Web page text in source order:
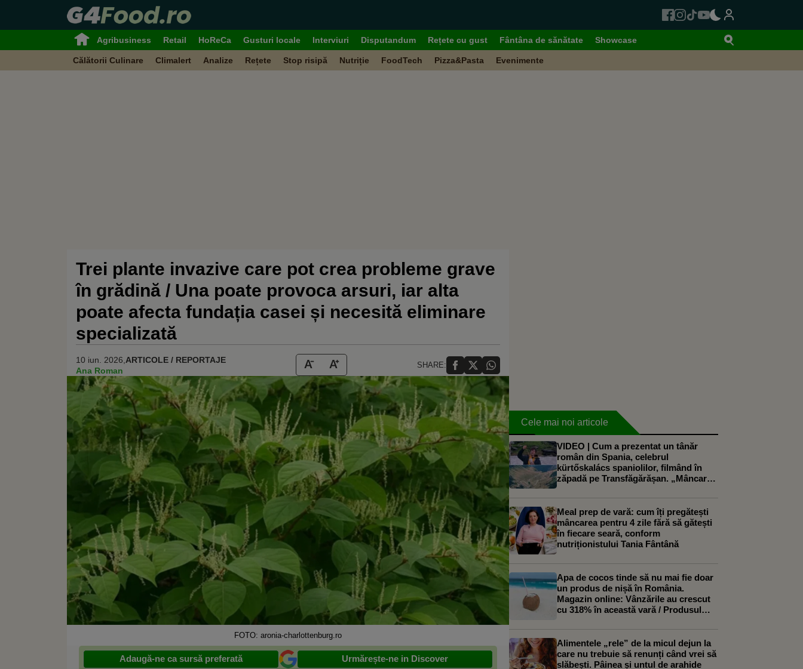
Agribusiness Retail HoReCa Gusturi locale Interviuri Disputandum Rețete cu gust Fântâna de sănătate Showcase
Călătorii Culinare Climalert Analize Rețete Stop risipă Nutriție FoodTech Pizza&Pasta Evenimente
Trei plante invazive care pot crea probleme grave
în grădină / Una poate provoca arsuri, iar alta
poate afecta fundația casei și necesită eliminare
specializată
10 iun. 2026, ARTICOLE / REPORTAJE
Ana Roman
SHARE:
FOTO: aronia-charlottenburg.ro
Adaugă-ne ca sursă preferată Urmărește-ne in Discover
Cele mai noi articole
VIDEO | Cum a prezentat un tânăr
român din Spania, celebrul
kürtőskalács spaniolilor, filmând în
zăpadă pe Transfăgărășan. „Mâncarea
Meal prep de vară: cum îți pregătești
mâncarea pentru 4 zile fără să gătești
în fiecare seară, conform
nutriționistului Tania Fântână
Apa de cocos tinde să nu mai fie doar
un produs de nișă în România.
Magazin online: Vânzările au crescut
cu 318% în această vară / Produsul
artizanale
Alimentele „rele” de la micul dejun la
care nu trebuie să renunți când vrei să
slăbești. Pâinea și untul de arahide